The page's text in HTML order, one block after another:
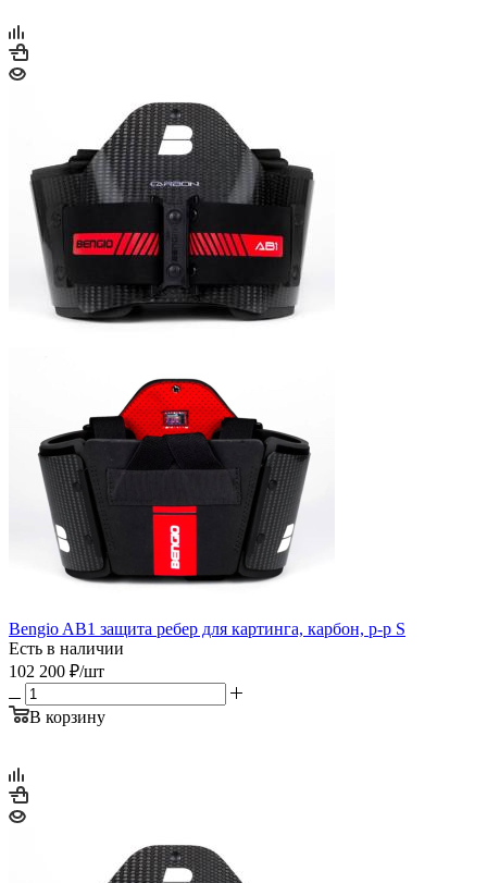
Bengio AB1 защита ребер для картинга, карбон, р-р S
Есть в наличии
102 200 ₽/шт
В корзину